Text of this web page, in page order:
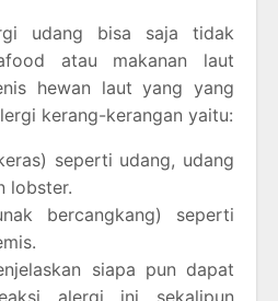
udang bisa saja tidak
atau makanan laut
hewan laut yang yang
kerang-kerangan yaitu:
seperti udang, udang
lobster.
bercangkang) seperti
siapa pun dapat